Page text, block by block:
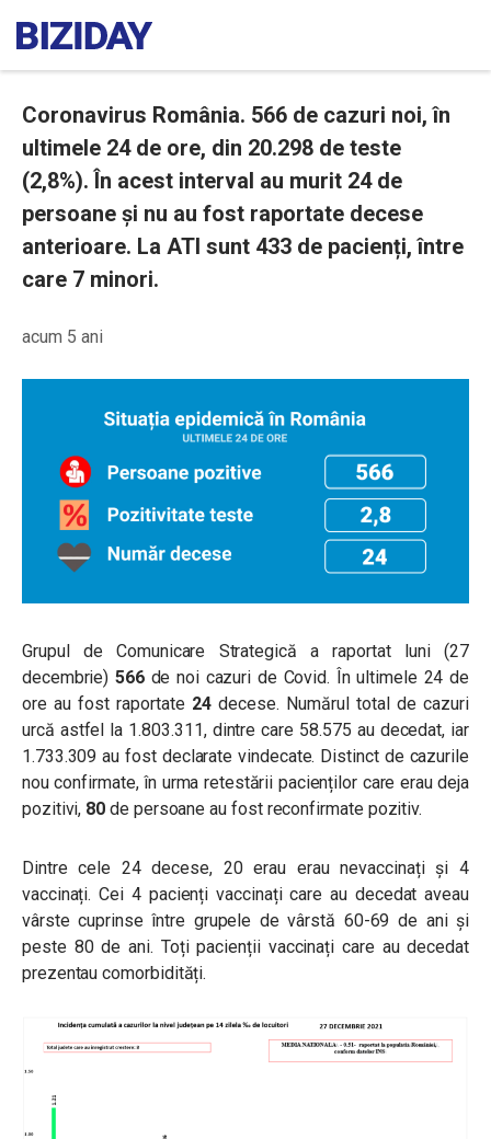
Coronavirus România. 566 de cazuri noi, în
ultimele 24 de ore, din 20.298 de teste
(2,8%). În acest interval au murit 24 de
persoane și nu au fost raportate decese
anterioare. La ATI sunt 433 de pacienți, între
care 7 minori.
acum 5 ani
Grupul de Comunicare Strategică a raportat luni (27
decembrie)566de noi cazuri de Covid. În ultimele 24 de
ore au fost raportate 24 decese. Numărul total de cazuri
urcă astfel la 1.803.311, dintre care 58.575 au decedat, iar
1.733.309 au fost declarate vindecate. Distinct de cazurile
nou confirmate, în urma retestării pacienților care erau deja
pozitivi, 80 de persoane au fost reconfirmate pozitiv.
Dintre cele 24 decese, 20 erau erau nevaccinați și 4
vaccinați. Cei 4 pacienți vaccinați care au decedat aveau
vârste cuprinse între grupele de vârstă 60-69 de ani și
peste 80 de ani. Toți pacienții vaccinați care au decedat
prezentau comorbidități.